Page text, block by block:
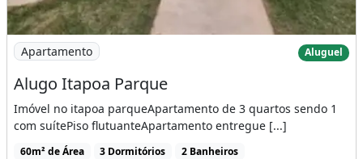
Imagem: Alugo Itapoa Parque
Apartamento Aluguel
Alugo Itapoa Parque
Imóvel no itapoa parqueApartamento de 3 quartos sendo 1
com suítePiso flutuanteApartamento entregue [...]
60m² de Área 3 Dormitórios 2 Banheiros